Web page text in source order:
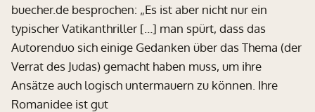
buecher.de besprochen: „Es ist aber nicht nur ein
typischer Vatikanthriller […] man spürt, dass das
Autorenduo sich einige Gedanken über das Thema (der
Verrat des Judas) gemacht haben muss, um ihre
Ansätze auch logisch untermauern zu können. Ihre
Romanidee ist gut